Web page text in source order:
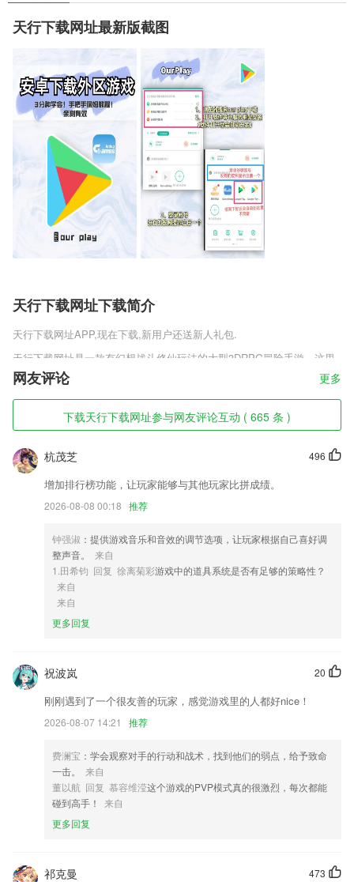
天行下载网址最新版截图
天行下载网址下载简介
天行下载网址APP,现在下载,新用户还送新人礼包.
天行下载网址是一款有幻想战斗修仙玩法的大型3DRPG冒险手游，这里
是有着有着无尽修仙幻想的仙界朝代，各种青大的门派势力割据着中华九
州，为人类带来前所未有的繁华昌盛，在这里你可以成为任何一个超级仙
侠，在游戏中自由的进行与御剑翱翔或者自由乘龙归去，成就伟大的仙侠
天行下载网址软件特色
1,人工审核,真实需求
4,快速钱包提现
5,通过大数据分析实现对异常人员的警告提醒，有针对性的进行重点检
6,趣味游戏设置
天行下载网址软件优势
2.能很快的在手机上搜索相关的空教室信息，学生们想要自习就更便利
3.学习形状，说出这些形状的名字
5.还可以依据"书体和书法家"精确查找。
6.为你邀请不同范畴的常识达人、极富构思的kol，和你一起开动遨游常
识海洋的巨轮。
天行下载网址更新了什么?
做任务，天天碎片领不停
网友评论 更多
下载天行下载网址参与网友评论互动 ( 665 条 )
496
杭茂芝
增加排行榜功能，让玩家能够与其他玩家比拼成绩。
2026-08-08 00:18 推荐
钟强淑 ：提供游戏音乐和音效的调节选项，让玩家根据自己喜好调
整声音。
来自
1.田希钧 回复 徐离菊彩游戏中的道具系统是否有足够的策略性？
来自
来自
更多回复
20
祝波岚
刚刚遇到了一个很友善的玩家，感觉游戏里的人都好nice！
2026-08-07 14:21 推荐
费澜宝 ：学会观察对手的行动和战术，找到他们的弱点，给予致命
一击。
来自
董以航 回复 慕容维滢这个游戏的PVP模式真的很激烈，每次都能
碰到高手！
来自
更多回复
473
祁克曼